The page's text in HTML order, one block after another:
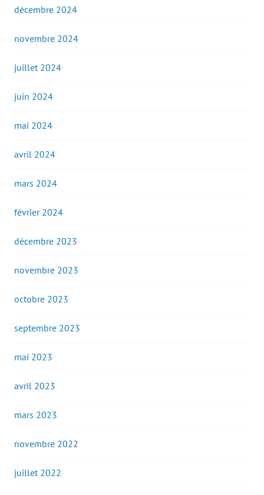
décembre 2024
novembre 2024
juillet 2024
juin 2024
mai 2024
avril 2024
mars 2024
février 2024
décembre 2023
novembre 2023
octobre 2023
septembre 2023
mai 2023
avril 2023
mars 2023
novembre 2022
juillet 2022